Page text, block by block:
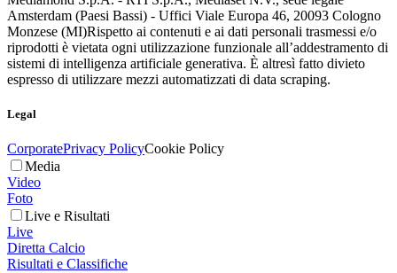
Amsterdam (Paesi Bassi) - Uffici Viale Europa 46, 20093 Cologno
Monzese (MI)Rispetto ai contenuti e ai dati personali trasmessi e/o
riprodotti è vietata ogni utilizzazione funzionale all’addestramento di
sistemi di intelligenza artificiale generativa. È altresì fatto divieto
espresso di utilizzare mezzi automatizzati di data scraping.
Legal
CorporatePrivacy PolicyCookie Policy
Media
Video
Foto
Live e Risultati
Live
Diretta Calcio
Risultati e Classifiche